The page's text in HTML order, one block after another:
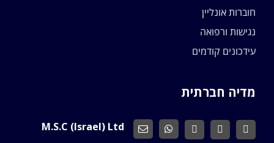
חוברות אונליין
נגישות ורפואה
עידכונים קודמים
מדיה חברתית
M.S.C (Israel) Ltd